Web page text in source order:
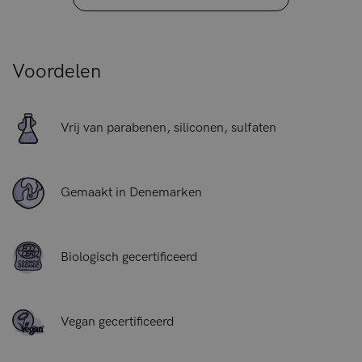
En omdat we alleen milde en natuurlijke ingrediënten
Voordelen
Vrij van parabenen, siliconen, sulfaten
Gemaakt in Denemarken
Biologisch gecertificeerd
Vegan gecertificeerd